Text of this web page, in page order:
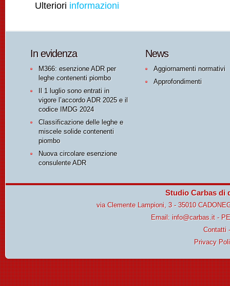
Ulteriori informazioni
In evidenza
M366: esenzione ADR per
leghe contenenti piombo
Il 1 luglio sono entrati in
vigore l’accordo ADR 2025 e il
codice IMDG 2024
Classificazione delle leghe e
miscele solide contenenti
piombo
Nuova circolare esenzione
consulente ADR
News
Aggiornamenti normativi
Approfondimenti
Studio Carbas di
via Clemente Lampioni, 3 - 35010
Email: info@carbas.it -
Contatti
Privacy